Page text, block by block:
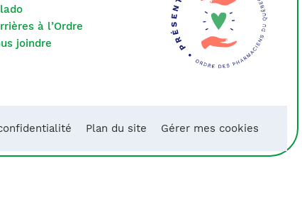
à l’Ordre
joindre
Plan du site Gérer mes cookies